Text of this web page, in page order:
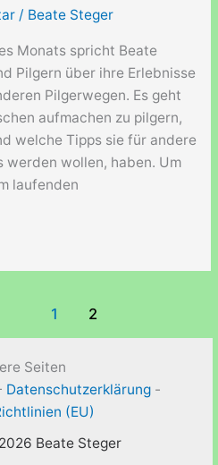
/ Beate Steger
Monats spricht Beate
Pilgern über ihre Erlebnisse
Pilgerwegen. Es geht
aufmachen zu pilgern,
welche Tipps sie für andere
werden wollen, haben. Um
laufenden
1 2
Seiten
Datenschutzerklärung -
(EU)
Beate Steger